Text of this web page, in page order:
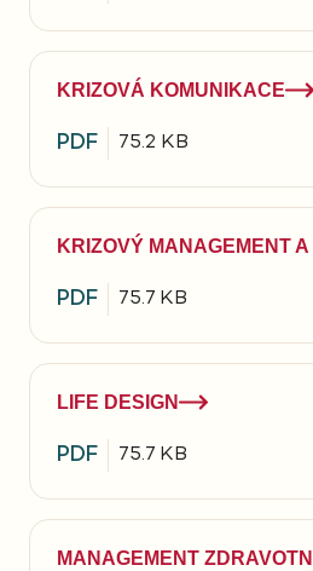
KRIZOVÁ KOMUNIKACE
PDF 75.2 KB
KRIZOVÝ MANAGEMENT
PDF 75.7 KB
LIFE DESIGN
PDF 75.7 KB
MANAGEMENT